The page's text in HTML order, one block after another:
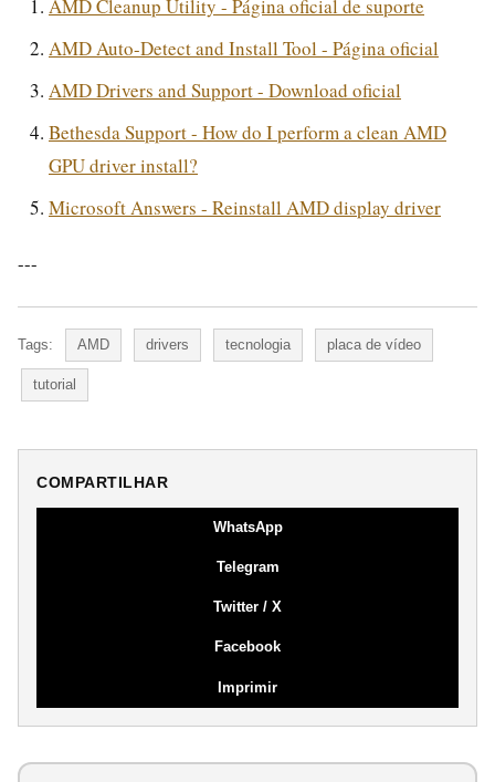
AMD Cleanup Utility - Página oficial de suporte
AMD Auto-Detect and Install Tool - Página oficial
AMD Drivers and Support - Download oficial
Bethesda Support - How do I perform a clean AMD
GPU driver install?
Microsoft Answers - Reinstall AMD display driver
---
Tags: AMD drivers tecnologia placa de vídeo
tutorial
COMPARTILHAR
WhatsApp
Telegram
Twitter / X
Facebook
Imprimir